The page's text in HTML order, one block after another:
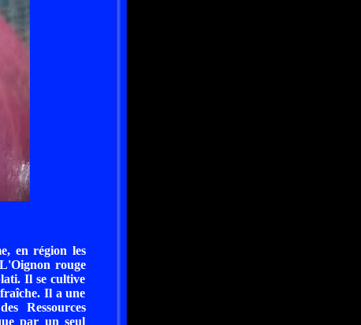
en région les
rouge
Il se cultive
Il a une
Ressources
par un seul